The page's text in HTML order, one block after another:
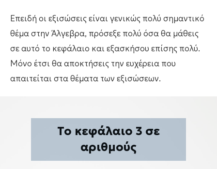
Επειδή οι εξισώσεις είναι γενικώς πολύ σημαντικό
θέμα στην Άλγεβρα, πρόσεξε πολύ όσα θα μάθεις
σε αυτό το κεφάλαιο και εξασκήσου επίσης πολύ.
Μόνο έτσι θα αποκτήσεις την ευχέρεια που
απαιτείται στα θέματα των εξισώσεων.
Το κεφάλαιο 3 σε
αριθμούς